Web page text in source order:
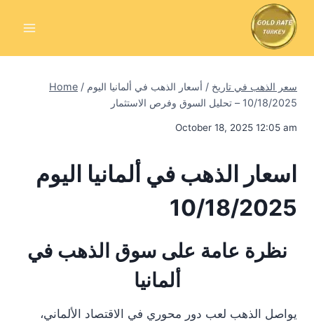
Home / سعر الذهب في تاريخ / أسعار الذهب في ألمانيا اليوم
10/18/2025 – تحليل السوق وفرص الاستثمار
October 18, 2025 12:05 am
اسعار الذهب في ألمانيا اليوم
10/18/2025
نظرة عامة على سوق الذهب في
ألمانيا
يواصل الذهب لعب دور محوري في الاقتصاد الألماني،